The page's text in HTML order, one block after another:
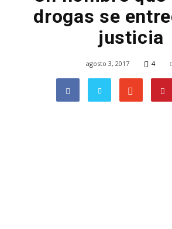
drogas se
justicia
agosto 3, 2017 4